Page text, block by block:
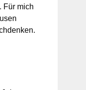
Für mich